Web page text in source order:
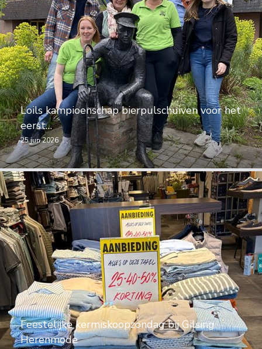
Loils kampioenschap bierpulschuiven voor het
eerst…
25 jun 2026
Feestelijke kermiskoopzondag bij Gilsing
Herenmode